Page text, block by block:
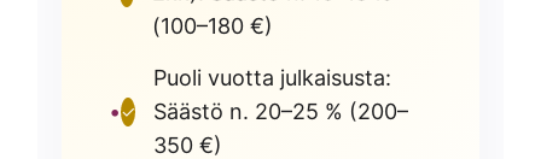
(100–180 €)
✓
Puoli vuotta julkaisusta:
Säästö n. 20–25 % (200–
350 €)